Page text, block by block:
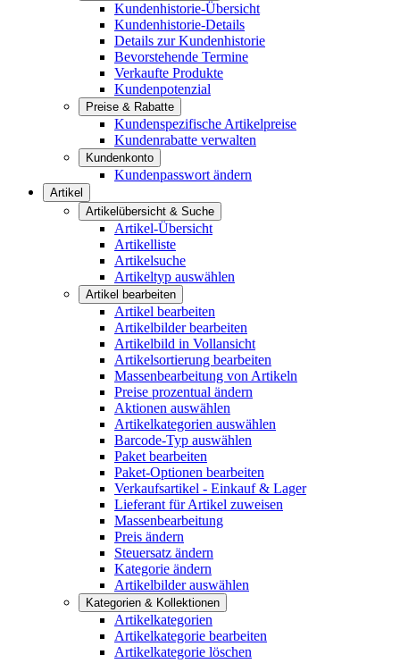
Kundenhistorie-Übersicht
Kundenhistorie-Details
Details zur Kundenhistorie
Bevorstehende Termine
Verkaufte Produkte
Kundenpotenzial
Preise & Rabatte
Kundenspezifische Artikelpreise
Kundenrabatte verwalten
Kundenkonto
Kundenpasswort ändern
Artikel
Artikelübersicht & Suche
Artikel-Übersicht
Artikelliste
Artikelsuche
Artikeltyp auswählen
Artikel bearbeiten
Artikel bearbeiten
Artikelbilder bearbeiten
Artikelbild in Vollansicht
Artikelsortierung bearbeiten
Massenbearbeitung von Artikeln
Preise prozentual ändern
Aktionen auswählen
Artikelkategorien auswählen
Barcode-Typ auswählen
Paket bearbeiten
Paket-Optionen bearbeiten
Verkaufsartikel - Einkauf & Lager
Lieferant für Artikel zuweisen
Massenbearbeitung
Preis ändern
Steuersatz ändern
Kategorie ändern
Artikelbilder auswählen
Kategorien & Kollektionen
Artikelkategorien
Artikelkategorie bearbeiten
Artikelkategorie löschen